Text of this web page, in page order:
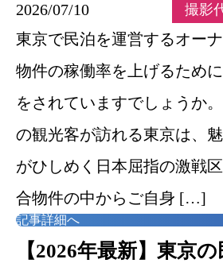
2026/07/10 撮影
東京で民泊を運営するオー
物件の稼働率を上げるため
をされていますでしょうか
の観光客が訪れる東京は、
がひしめく日本屈指の激戦
合物件の中からご自身 […]
記事詳細へ
【2026年最新】東京